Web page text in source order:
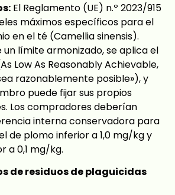
El Reglamento (UE) n.º 2023/915
máximos específicos para el
en el té (Camellia sinensis).
un límite armonizado, se aplica el
Low As Reasonably Achievable,
razonablemente posible»), y
puede fijar sus propios
Los compradores deberían
interna conservadora para
de plomo inferior a 1,0 mg/kg y
a 0,1 mg/kg.
de residuos de plaguicidas